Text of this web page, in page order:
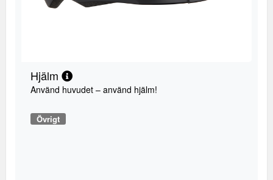
Övrigt
Hjälm
Använd huvudet – använd hjälm!